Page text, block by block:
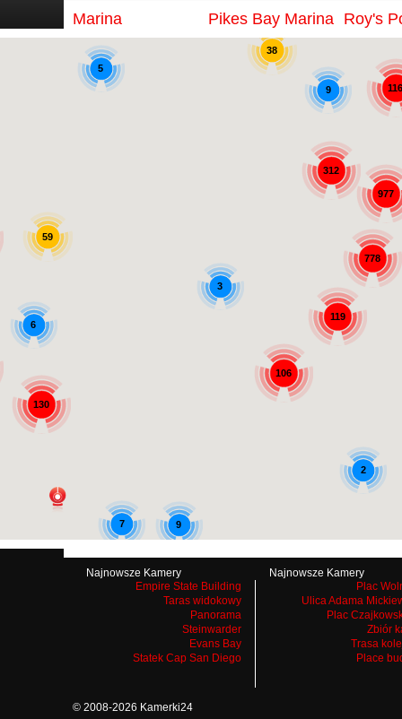
Marina Pikes Bay Marina Roy's
2
106
119
130
6
2
5
59
7
9
9
778
977
312
38
3
9
Najnowsze Kamery
Empire State Building
Taras widokowy
Panorama
Steinwarder
Evans Bay
Statek Cap San Diego
Najnowsze Kamery
Plac
Ulica Adama
Plac
Zbiór
Trasa
Place
© 2008-2026 Kamerki24